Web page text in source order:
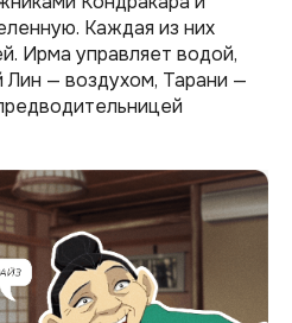
Каждая из них
Ирма управляет водой,
Лин — воздухом, Тарани —